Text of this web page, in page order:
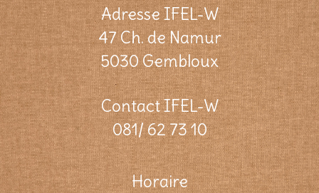
Adresse IFEL-W
47 Ch. de Namur
5030 Gembloux
Contact IFEL-W
081/ 62 73 10
Horaire